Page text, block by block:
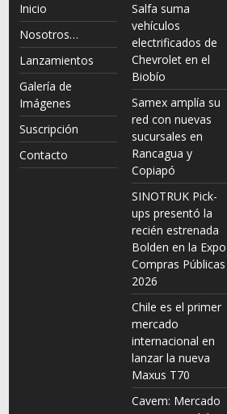
Inicio
Nosotros…
Lanzamientos
Galería de
Imágenes
Suscripción
Contacto
Salfa suma
vehículos
electrificados de
Chevrolet en el
Biobío
Samex amplía su
red con nuevas
sucursales en
Rancagua y
Copiapó
SINOTRUK Pick-
ups presentó la
recién estrenada
Bolden en la Expo
Compras Públicas
2026
Chile es el primer
mercado
internacional en
lanzar la nueva
Maxus T70
Cavem: Mercado